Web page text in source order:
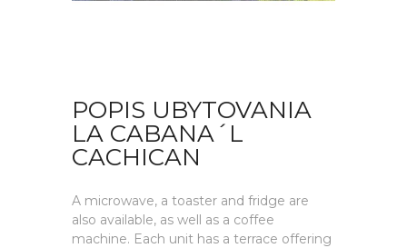
POPIS UBYTOVANIA
LA CABANA´L
CACHICAN
A microwave, a toaster and fridge are
also available, as well as a coffee
machine. Each unit has a terrace offering